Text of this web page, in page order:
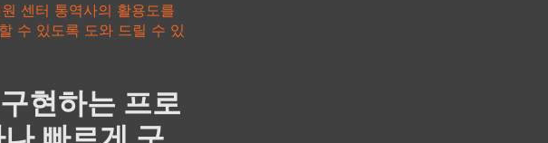
센터 통역사의 활용도를
수 있도록 도와 드릴 수 있
현하는 프로